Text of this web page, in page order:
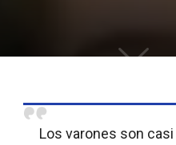
Los varones son